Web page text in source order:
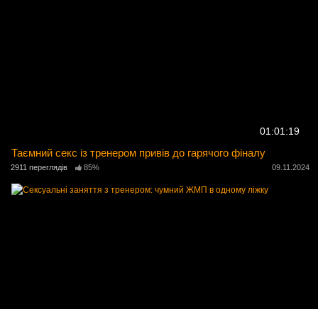
01:01:19
Таємний секс із тренером привів до гарячого фіналу
2911 переглядів 85% 09.11.2024